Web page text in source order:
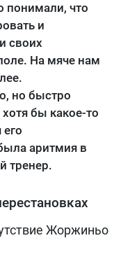
понимали, что
и
своих
На мяче нам
но быстро
бы какое-то
аритмия в
тренер.
Жоржиньо